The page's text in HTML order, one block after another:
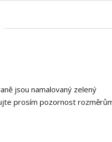
jsou namalovaný zelený
prosím pozornost